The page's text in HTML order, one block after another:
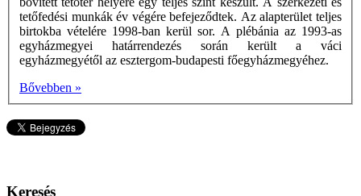
tetőfedési munkák év végére befejeződtek. Az alapterület teljes
birtokba vételére 1998-ban kerül sor. A plébánia az 1993-as
egyházmegyei határrendezés során került a váci
egyházmegyétől az esztergom-budapesti főegyházmegyéhez.
Bővebben »
Keresés